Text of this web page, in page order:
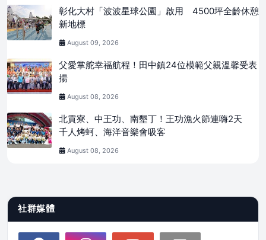
彰化大村「波波星球公園」啟用 4500坪全齡休憩
新地標
August 09, 2026
父愛掌舵幸福航程！田中鎮24位模範父親溫馨受表
揚
August 08, 2026
北貢寮、中王功、南墾丁！王功漁火節連嗨2天
千人烤蚵、海洋音樂會吸客
August 08, 2026
社群媒體